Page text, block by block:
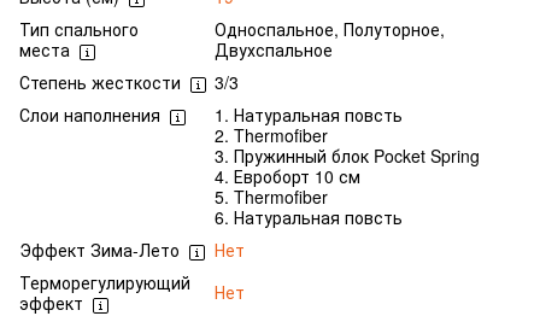
Тип спального
места
Односпальное, Полуторное,
Двухспальное
Степень жесткости
3/3
Слои наполнения
1. Натуральная повсть
2. Thermofiber
3. Пружинный блок Pocket Spring
4. Евроборт 10 см
5. Thermofiber
6. Натуральная повсть
Эффект Зима-Лето
Нет
Терморегулирующий
эффект
Нет